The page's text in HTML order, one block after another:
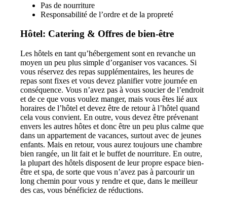
Pas de nourriture
Responsabilité de l’ordre et de la propreté
Hôtel: Catering & Offres de bien-être
Les hôtels en tant qu’hébergement sont en revanche un
moyen un peu plus simple d’organiser vos vacances. Si
vous réservez des repas supplémentaires, les heures de
repas sont fixes et vous devez planifier votre journée en
conséquence. Vous n’avez pas à vous soucier de l’endroit
et de ce que vous voulez manger, mais vous êtes lié aux
horaires de l’hôtel et devez être de retour à l’hôtel quand
cela vous convient. En outre, vous devez être prévenant
envers les autres hôtes et donc être un peu plus calme que
dans un appartement de vacances, surtout avec de jeunes
enfants. Mais en retour, vous aurez toujours une chambre
bien rangée, un lit fait et le buffet de nourriture. En outre,
la plupart des hôtels disposent de leur propre espace bien-
être et spa, de sorte que vous n’avez pas à parcourir un
long chemin pour vous y rendre et que, dans le meilleur
des cas, vous bénéficiez de réductions.